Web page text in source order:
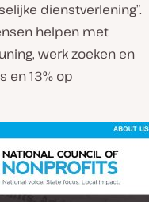
dienstverlening”.
helpen met
werk zoeken en
en 13% op